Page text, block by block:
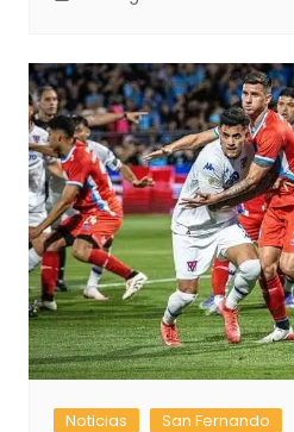
Noticias San Fernando